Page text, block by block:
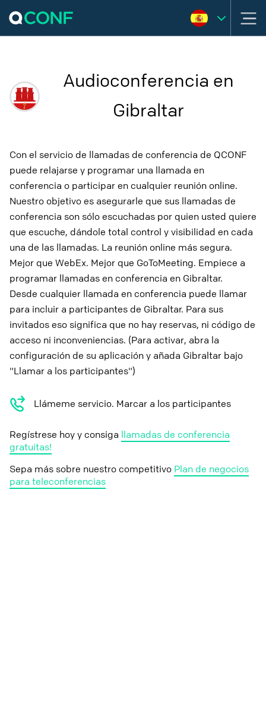
Audioconferencia en
Gibraltar
Con el servicio de llamadas de conferencia de QCONF
puede relajarse y programar una llamada en
conferencia o participar en cualquier reunión online.
Nuestro objetivo es asegurarle que sus llamadas de
conferencia son sólo escuchadas por quien usted quiere
que escuche, dándole total control y visibilidad en cada
una de las llamadas. La reunión online más segura.
Mejor que WebEx. Mejor que GoToMeeting. Empiece a
programar llamadas en conferencia en Gibraltar.
Desde cualquier llamada en conferencia puede llamar
para incluir a participantes de Gibraltar. Para sus
invitados eso significa que no hay reservas, ni código de
acceso ni inconveniencias. (Para activar, abra la
configuración de su aplicación y añada Gibraltar bajo
"Llamar a los participantes")
Llámeme servicio. Marcar a los participantes
Regístrese hoy y consiga llamadas de conferencia
gratuitas!
Sepa más sobre nuestro competitivo Plan de negocios
para teleconferencias